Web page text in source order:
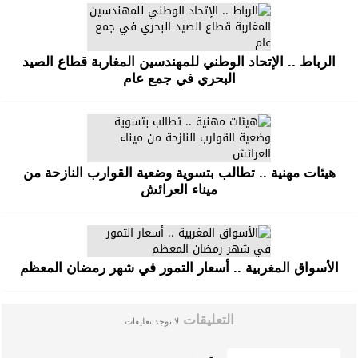
الرباط .. الإتحاد الوطني للمهندسين المغاربة قطاع الصيد
البحري في جمع عام
هيئات مهنية .. تطالب بتسوية وضعية القوارب النازحة من
ميناء العرائش
الأسواق المغربية .. أسعار التمور في شهر رمضان المعظم
التعليقات لا توجد تعليقات